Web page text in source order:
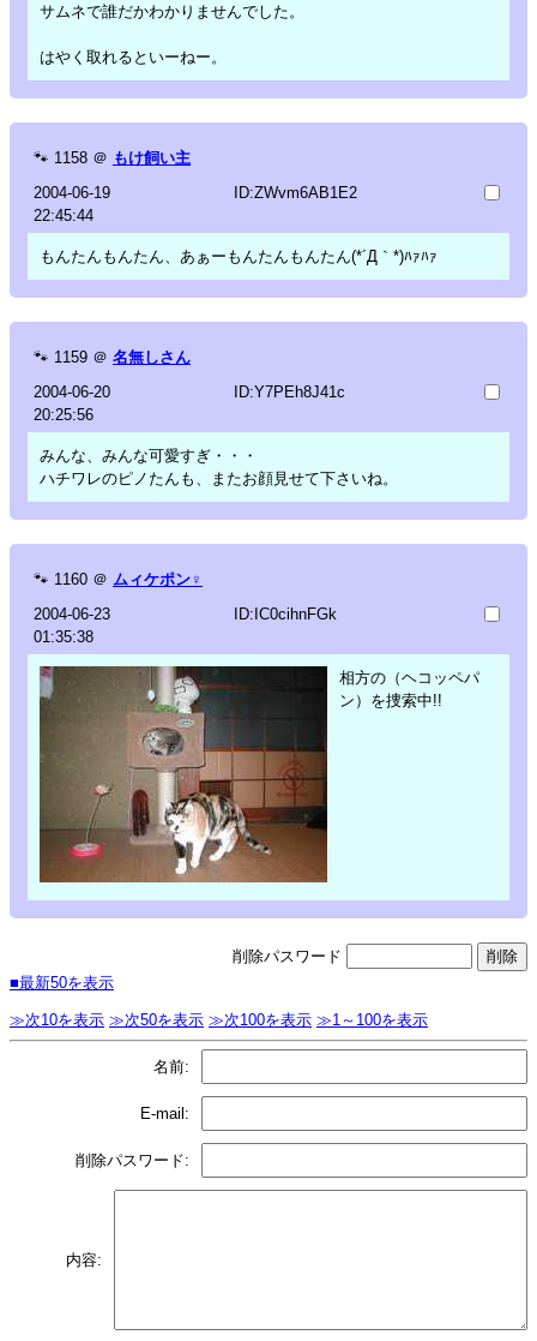
サムネで誰だかわかりませんでした。
はやく取れるといーねー。
🐾 1158 ＠ もけ飼い主
2004-06-19
22:45:44
ID:ZWvm6AB1E2
もんたんもんたん、あぁーもんたんもんたん(*´Д｀*)ﾊｧﾊｧ
🐾 1159 ＠ 名無しさん
2004-06-20
20:25:56
ID:Y7PEh8J41c
みんな、みんな可愛すぎ・・・
ハチワレのピノたんも、またお顔見せて下さいね。
🐾 1160 ＠ ムィケポン♀
2004-06-23
01:35:38
ID:IC0cihnFGk
相方の（ヘコッペパ
ン）を捜索中!!
削除パスワード
■最新50を表示
≫次10を表示 ≫次50を表示 ≫次100を表示 ≫1～100を表示
名前:
E-mail:
削除パスワード:
内容: